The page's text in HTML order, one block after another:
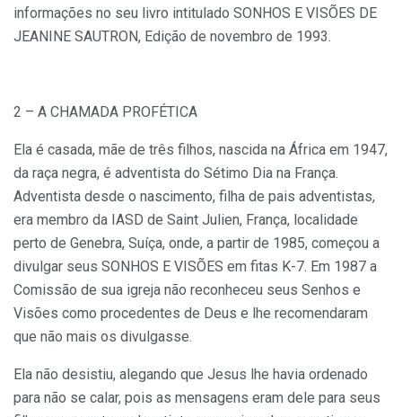
informações no seu livro intitulado SONHOS E VISÕES DE
JEANINE SAUTRON, Edição de novembro de 1993.
2 – A CHAMADA PROFÉTICA
Ela é casada, mãe de três filhos, nascida na África em 1947,
da raça negra, é adventista do Sétimo Dia na França.
Adventista desde o nascimento, filha de pais adventistas,
era membro da IASD de Saint Julien, França, localidade
perto de Genebra, Suíça, onde, a partir de 1985, começou a
divulgar seus SONHOS E VISÕES em fitas K-7. Em 1987 a
Comissão de sua igreja não reconheceu seus Senhos e
Visões como procedentes de Deus e lhe recomendaram
que não mais os divulgasse.
Ela não desistiu, alegando que Jesus lhe havia ordenado
para não se calar, pois as mensagens eram dele para seus